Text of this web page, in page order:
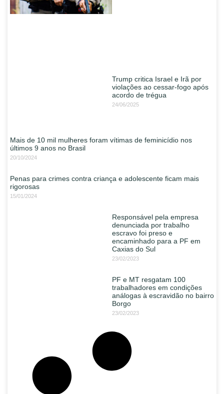
Trump critica Israel e Irã por
violações ao cessar-fogo após
acordo de trégua
24/06/2025
Mais de 10 mil mulheres foram vítimas de feminicídio nos
últimos 9 anos no Brasil
20/10/2024
Penas para crimes contra criança e adolescente ficam mais
rigorosas
15/01/2024
Responsável pela empresa
denunciada por trabalho
escravo foi preso e
encaminhado para a PF em
Caxias do Sul
23/02/2023
PF e MT resgatam 100
trabalhadores em condições
análogas à escravidão no bairro
Borgo
23/02/2023